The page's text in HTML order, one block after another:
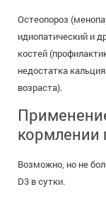
Остеопороз
идиопатический и
костей
недостатка
возраста).
кормлении
Возможно, но не
D3 в сутки.